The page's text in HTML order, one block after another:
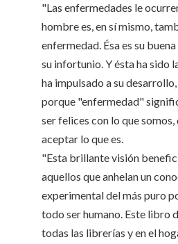
"Las enfermedades le
hombre es, en sí mismo,
enfermedad. Ésa es su
su infortunio. Y ésta ha sido
ha impulsado a su
porque "enfermedad"
ser felices con lo que somos,
aceptar lo que es.
"Esta brillante visión
aquellos que anhelan un
experimental del más puro
todo ser humano. Este libro
todas las librerías y en el